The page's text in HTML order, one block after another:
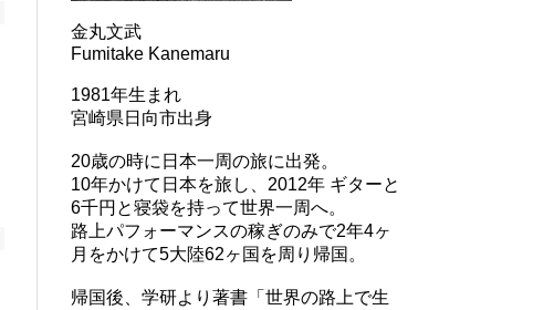
金丸文武
Fumitake Kanemaru
1981年生まれ
宮崎県日向市出身
20歳の時に日本一周の旅に出発。
10年かけて日本を旅し、2012年 ギターと
6千円と寝袋を持って世界一周へ。
路上パフォーマンスの稼ぎのみで2年4ヶ
月をかけて5大陸62ヶ国を周り帰国。
帰国後、学研より著書「世界の路上で生